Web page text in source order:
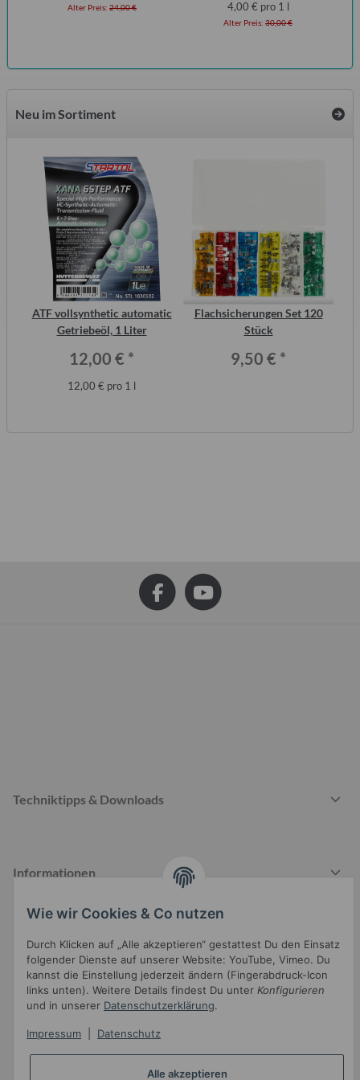
Alter Preis: 24,00 € 4,00 € pro 1 l
Alter Preis: 30,00 €
Neu im Sortiment
ATF vollsynthetic automatic
Getriebeöl, 1 Liter
12,00 € *
12,00 € pro 1 l
Flachsicherungen Set 120
Stück
9,50 € *
Techniktipps & Downloads
Informationen
Gesetzliche Informationen
Wie wir Cookies & Co nutzen
Durch Klicken auf „Alle akzeptieren“ gestattest Du den Einsatz
folgender Dienste auf unserer Website: YouTube, Vimeo. Du
kannst die Einstellung jederzeit ändern (Fingerabdruck-Icon
links unten). Weitere Details findest Du unter Konfigurieren
und in unserer Datenschutzerklärung.
Impressum Datenschutz
Alle akzeptieren